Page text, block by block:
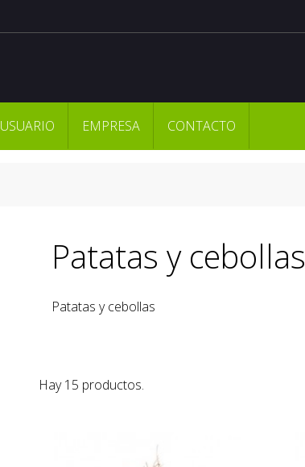
USUARIO EMPRESA CONTACTO
Patatas y cebollas
Patatas y cebollas
Hay 15 productos.